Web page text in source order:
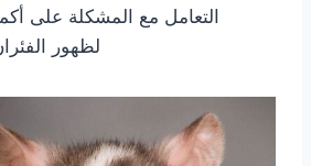
التعامل مع المشكلة على
لظهور